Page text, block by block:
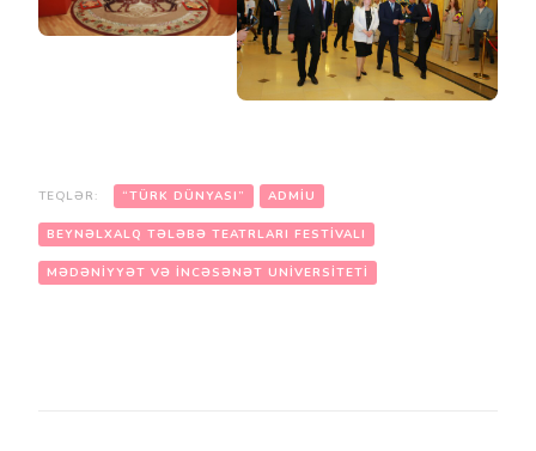
TEQLƏR: “TÜRK DÜNYASI” ADMİU
BEYNƏLXALQ TƏLƏBƏ TEATRLARI FESTIVALI
MƏDƏNIYYƏT VƏ İNCƏSƏNƏT UNIVERSITETI